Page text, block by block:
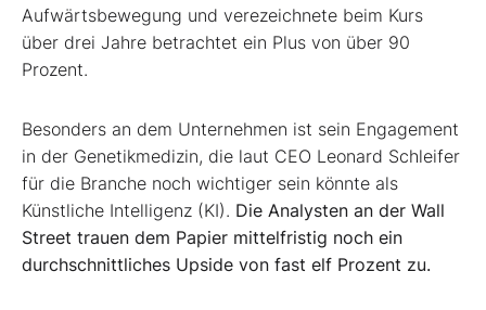
Aufwärtsbewegung und verezeichnete beim Kurs
über drei Jahre betrachtet ein Plus von über 90
Prozent.
Besonders an dem Unternehmen ist sein Engagement
in der Genetikmedizin, die laut CEO Leonard Schleifer
für die Branche noch wichtiger sein könnte als
Künstliche Intelligenz (KI). Die Analysten an der Wall
Street trauen dem Papier mittelfristig noch ein
durchschnittliches Upside von fast elf Prozent zu.